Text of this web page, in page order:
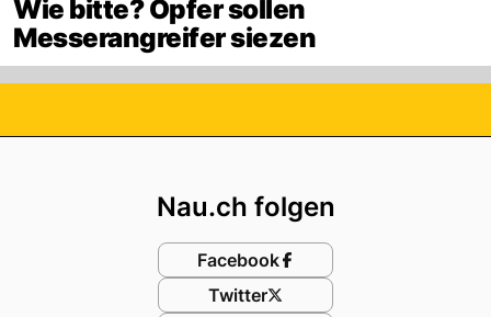
Wie bitte? Opfer sollen
Messerangreifer siezen
Nau.ch folgen
Facebook
Twitter